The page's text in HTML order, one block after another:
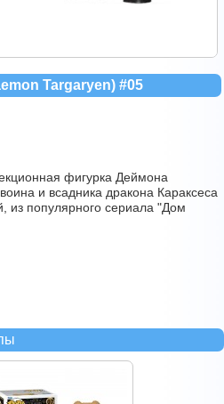
Targaryen) #05
фигурка Деймона
и всадника дракона Караксеса
из популярного сериала "Дом